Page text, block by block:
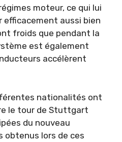
moteur, ce qui lui
aussi bien
froids que pendant la
est également
accélèrent
nationalités ont
le tour de Stuttgart
du nouveau
obtenus lors de ces